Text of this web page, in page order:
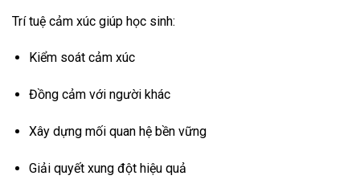
Trí tuệ cảm xúc giúp học sinh:
Kiểm soát cảm xúc
Đồng cảm với người khác
Xây dựng mối quan hệ bền vững
Giải quyết xung đột hiệu quả